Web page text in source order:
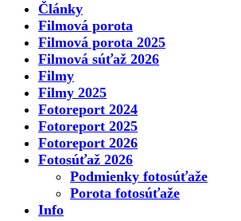
Články
Filmová porota
Filmová porota 2025
Filmová súťaž 2026
Filmy
Filmy 2025
Fotoreport 2024
Fotoreport 2025
Fotoreport 2026
Fotosúťaž 2026
Podmienky fotosúťaže
Porota fotosúťaže
Info